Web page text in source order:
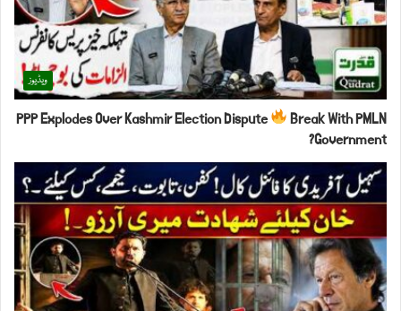
ویڈیوز
PPP Explodes Over Kashmir Election Dispute
Break With PMLN
Government?